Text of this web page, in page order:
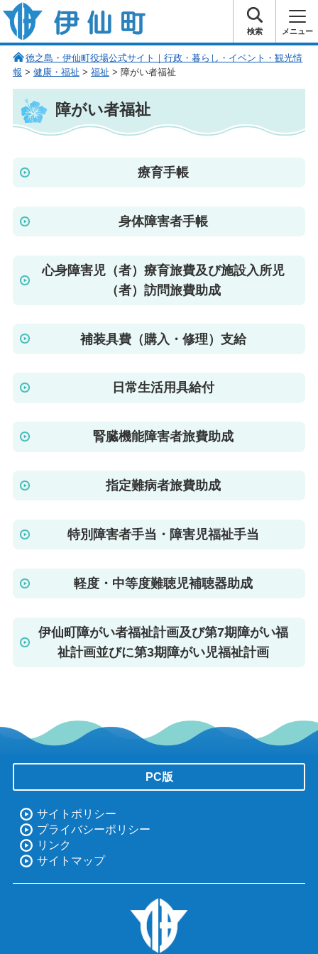
伊仙町 健康・長寿と子宝の町
検索 メニュー
徳之島・伊仙町役場公式サイト｜行政・暮らし・イベント・観光情
報 > 健康・福祉 > 福祉 > 障がい者福祉
障がい者福祉
療育手帳
身体障害者手帳
心身障害児（者）療育旅費及び施設入所児
（者）訪問旅費助成
補装具費（購入・修理）支給
日常生活用具給付
腎臓機能障害者旅費助成
指定難病者旅費助成
特別障害者手当・障害児福祉手当
軽度・中等度難聴児補聴器助成
伊仙町障がい者福祉計画及び第7期障がい福
祉計画並びに第3期障がい児福祉計画
PC版
サイトポリシー
プライバシーポリシー
リンク
サイトマップ